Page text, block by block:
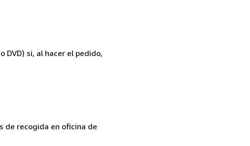
DVD) si, al hacer el pedido,
de recogida en oficina de